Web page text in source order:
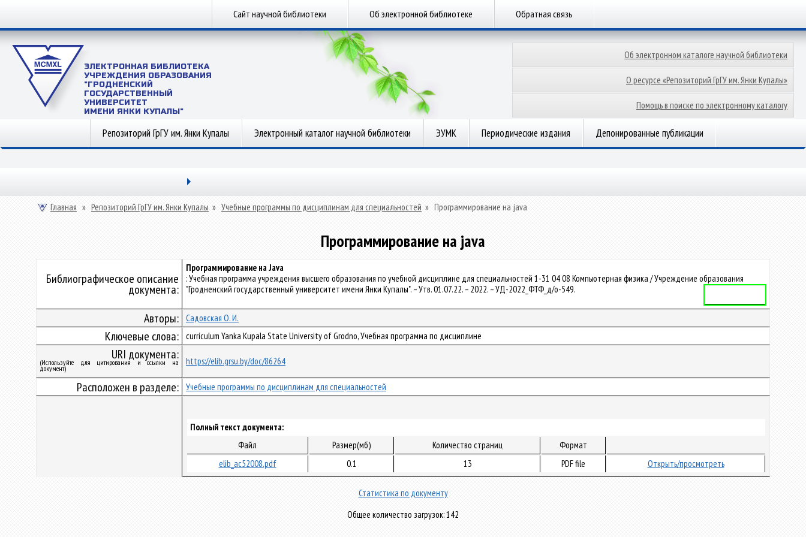
Сайт научной библиотеки Об электронной библиотеке Обратная связь
ЭЛЕКТРОННАЯ БИБЛИОТЕКА
УЧРЕЖДЕНИЯ ОБРАЗОВАНИЯ
"ГРОДНЕНСКИЙ
ГОСУДАРСТВЕННЫЙ
УНИВЕРСИТЕТ
ИМЕНИ ЯНКИ КУПАЛЫ"
Об электронном каталоге научной библиотеки
О ресурсе «Репозиторий ГрГУ им. Янки Купалы»
Помощь в поиске по электронному каталогу
Репозиторий ГрГУ им. Янки Купалы Электронный каталог научной библиотеки ЭУМК Периодические издания Депонированные публикации
Главная » Репозиторий ГрГУ им. Янки Купалы » Учебные программы по дисциплинам для специальностей » Программирование на java
Программирование на java
Библиографическое описание
документа:
Программирование на Java
: Учебная программа учреждения высшего образования по учебной дисциплине для специальностей 1-31 04 08 Компьютерная физика / Учреждение образования
"Гродненский государственный университет имени Янки Купалы". – Утв. 01.07.22. – 2022. – УД-2022_ФТФ_д/о-549.
Авторы: Садовская О. И.
Ключевые слова: curriculum Yanka Kupala State University of Grodno, Учебная программа по дисциплине
URI документа:
(Используйте для цитирования и ссылки на
документ)
https://elib.grsu.by/doc/86264
Расположен в разделе: Учебные программы по дисциплинам для специальностей
Полный текст документа:
Файл
Размер(мб) Количество страниц
Формат
elib_ac52008.pdf
0.1 13 PDF file Открыть/просмотреть
Статистика по документу
Общее количество загрузок: 142